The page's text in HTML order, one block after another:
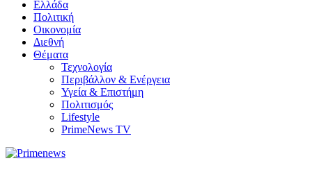
Ελλάδα
Πολιτική
Οικονομία
Διεθνή
Θέματα
Τεχνολογία
Περιβάλλον & Ενέργεια
Υγεία & Επιστήμη
Πολιτισμός
Lifestyle
PrimeNews TV